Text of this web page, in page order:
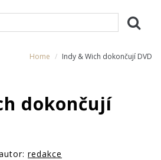
Home Indy & Wich dokončují DVD
dokončují
redakce